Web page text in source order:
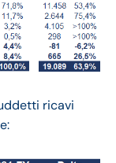
ricavi